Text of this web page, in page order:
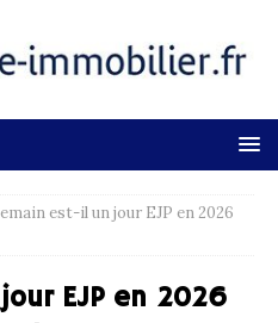
est-il un jour EJP en 2026
EJP en 2026